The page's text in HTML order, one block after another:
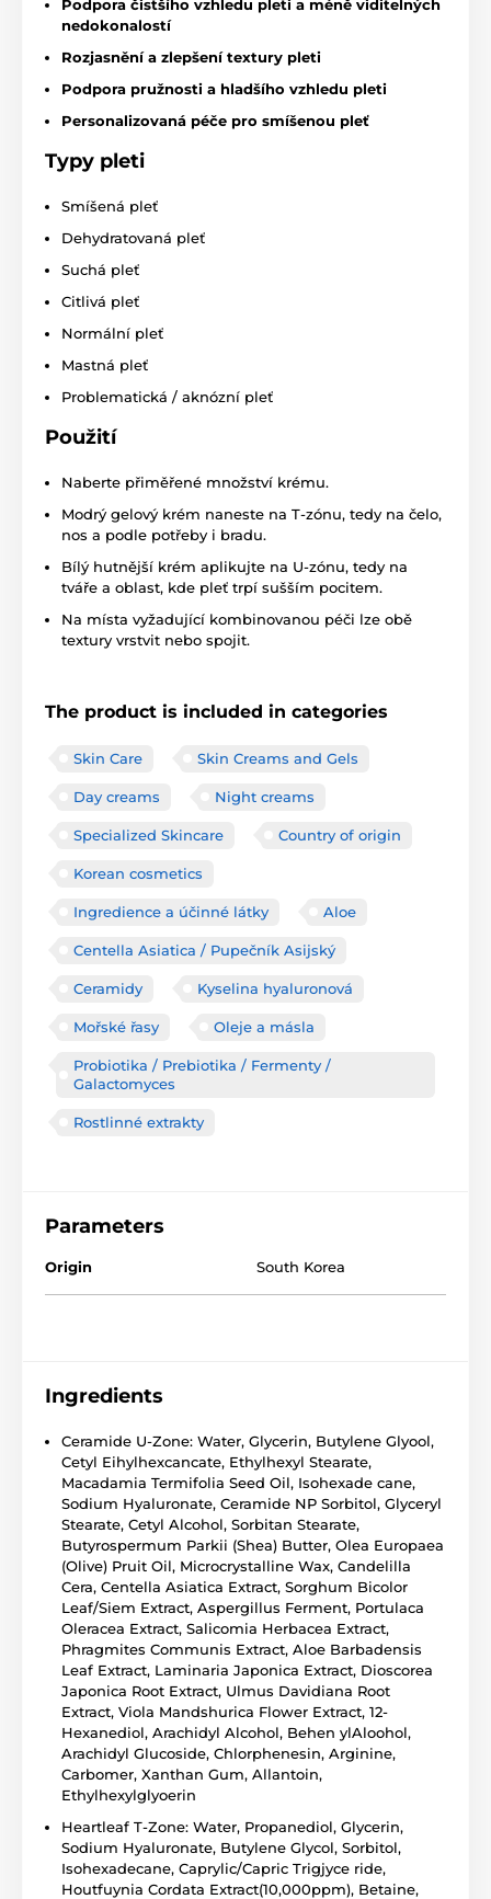
Podpora čistšího vzhledu pleti a méně viditelných
nedokonalostí
Rozjasnění a zlepšení textury pleti
Podpora pružnosti a hladšího vzhledu pleti
Personalizovaná péče pro smíšenou pleť
Typy pleti
Smíšená pleť
Dehydratovaná pleť
Suchá pleť
Citlivá pleť
Normální pleť
Mastná pleť
Problematická / aknózní pleť
Použití
Naberte přiměřené množství krému.
Modrý gelový krém naneste na T-zónu, tedy na čelo,
nos a podle potřeby i bradu.
Bílý hutnější krém aplikujte na U-zónu, tedy na
tváře a oblast, kde pleť trpí sušším pocitem.
Na místa vyžadující kombinovanou péči lze obě
textury vrstvit nebo spojit.
The product is included in categories
Skin Care Skin Creams and Gels
Day creams Night creams
Specialized Skincare Country of origin
Korean cosmetics
Ingredience a účinné látky Aloe
Centella Asiatica / Pupečník Asijský
Ceramidy Kyselina hyaluronová
Mořské řasy Oleje a másla
Probiotika / Prebiotika / Fermenty /
Galactomyces
Rostlinné extrakty
Parameters
Origin South Korea
Ingredients
Ceramide U-Zone: Water, Glycerin, Butylene Glyool,
Cetyl Eihylhexcancate, Ethylhexyl Stearate,
Macadamia Termifolia Seed Oil, Isohexade cane,
Sodium Hyaluronate, Ceramide NP Sorbitol, Glyceryl
Stearate, Cetyl Alcohol, Sorbitan Stearate,
Butyrospermum Parkii (Shea) Butter, Olea Europaea
(Olive) Pruit Oil, Microcrystalline Wax, Candelilla
Cera, Centella Asiatica Extract, Sorghum Bicolor
Leaf/Siem Extract, Aspergillus Ferment, Portulaca
Oleracea Extract, Salicomia Herbacea Extract,
Phragmites Communis Extract, Aloe Barbadensis
Leaf Extract, Laminaria Japonica Extract, Dioscorea
Japonica Root Extract, Ulmus Davidiana Root
Extract, Viola Mandshurica Flower Extract, 12-
Hexanediol, Arachidyl Alcohol, Behen ylAloohol,
Arachidyl Glucoside, Chlorphenesin, Arginine,
Carbomer, Xanthan Gum, Allantoin,
Ethylhexylglyoerin
Heartleaf T-Zone: Water, Propanediol, Glycerin,
Sodium Hyaluronate, Butylene Glycol, Sorbitol,
Isohexadecane, Caprylic/Capric Trigjyce ride,
Houtfuynia Cordata Extract(10,000ppm), Betaine,